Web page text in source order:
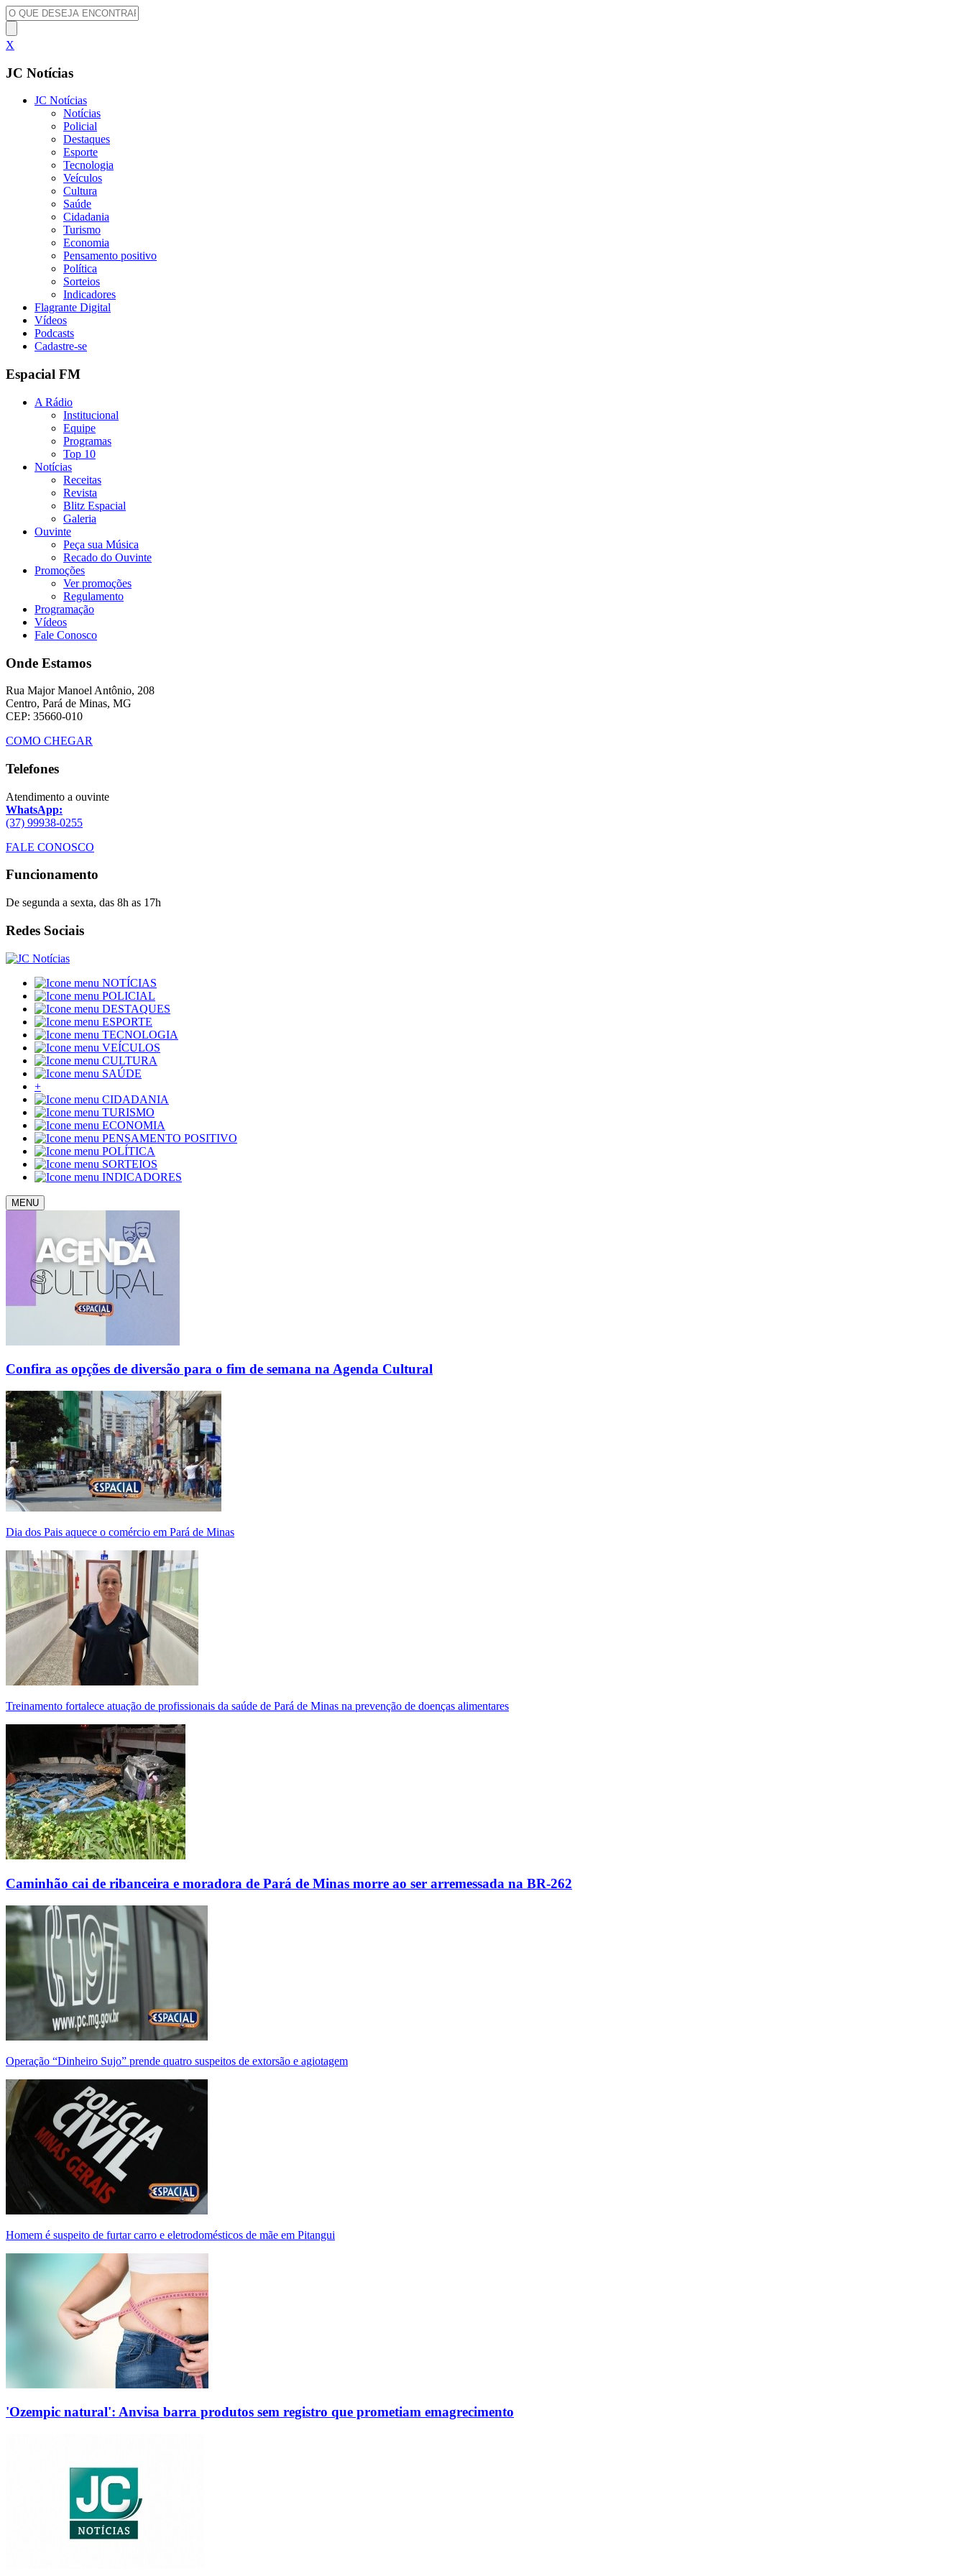
X
JC Notícias
JC Notícias
Notícias
Policial
Destaques
Esporte
Tecnologia
Veículos
Cultura
Saúde
Cidadania
Turismo
Economia
Pensamento positivo
Política
Sorteios
Indicadores
Flagrante Digital
Vídeos
Podcasts
Cadastre-se
Espacial FM
A Rádio
Institucional
Equipe
Programas
Top 10
Notícias
Receitas
Revista
Blitz Espacial
Galeria
Ouvinte
Peça sua Música
Recado do Ouvinte
Promoções
Ver promoções
Regulamento
Programação
Vídeos
Fale Conosco
Onde Estamos
Rua Major Manoel Antônio, 208
Centro, Pará de Minas, MG
CEP: 35660-010
COMO CHEGAR
Telefones
Atendimento a ouvinte
WhatsApp:
(37) 99938-0255
FALE CONOSCO
Funcionamento
De segunda a sexta, das 8h as 17h
Redes Sociais
NOTÍCIAS
POLICIAL
DESTAQUES
ESPORTE
TECNOLOGIA
VEÍCULOS
CULTURA
SAÚDE
+
CIDADANIA
TURISMO
ECONOMIA
PENSAMENTO POSITIVO
POLÍTICA
SORTEIOS
INDICADORES
MENU
Confira as opções de diversão para o fim de semana na Agenda Cultural
Dia dos Pais aquece o comércio em Pará de Minas
Treinamento fortalece atuação de profissionais da saúde de Pará de Minas na prevenção de doenças alimentares
Caminhão cai de ribanceira e moradora de Pará de Minas morre ao ser arremessada na BR-262
Operação “Dinheiro Sujo” prende quatro suspeitos de extorsão e agiotagem
Homem é suspeito de furtar carro e eletrodomésticos de mãe em Pitangui
'Ozempic natural': Anvisa barra produtos sem registro que prometiam emagrecimento